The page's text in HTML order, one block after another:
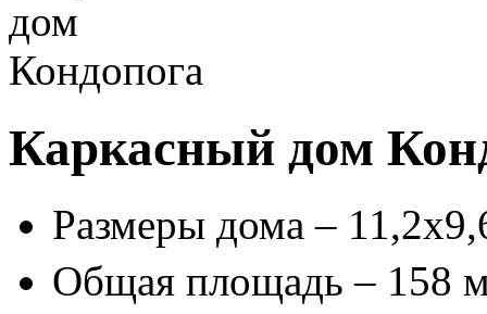
Каркасный дом
Размеры дома –
Общая площадь – 158